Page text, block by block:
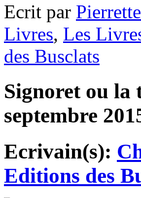
Ecrit par
Livres, Les
des Busclats
Signoret ou la
septembre
Ecrivain(s):
Editions des